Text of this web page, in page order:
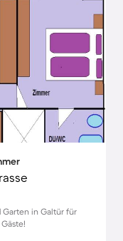
in Galtür für